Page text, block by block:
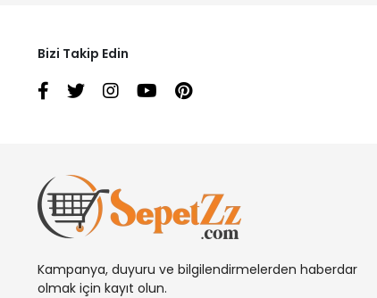
Bizi Takip Edin
Kampanya, duyuru ve bilgilendirmelerden haberdar
olmak için kayıt olun.